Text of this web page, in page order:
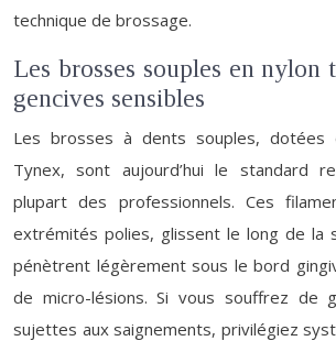
technique de brossage.
Les brosses souples en nylon
gencives sensibles
Les brosses à dents souples, dotées
Tynex, sont aujourd’hui le standard
plupart des professionnels. Ces
extrémités polies, glissent le long de la
pénètrent légèrement sous le bord
de micro-lésions. Si vous souffrez de
sujettes aux saignements, privilégiez